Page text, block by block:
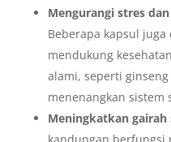
Mengurangi stres
Beberapa kapsul
mendukung
alami, seperti
menenangkan sistem
Meningkatkan gairah